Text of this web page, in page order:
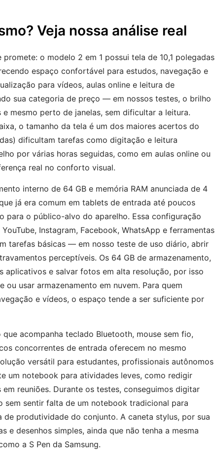
Veja nossa análise real
o modelo 2 em 1 possui tela de 10,1 polegadas
espaço confortável para estudos, navegação e
para vídeos, aulas online e leitura de
sua categoria de preço — em nossos testes, o brilho
mesmo perto de janelas, sem dificultar a leitura.
o tamanho da tela é um dos maiores acertos do
dificultam tarefas como digitação e leitura
por várias horas seguidas, como em aulas online ou
real no conforto visual.
interno de 64 GB e memória RAM anunciada de 4
já era comum em tablets de entrada até poucos
para o público-alvo do aparelho. Essa configuração
Instagram, Facebook, WhatsApp e ferramentas
tarefas básicas — em nosso teste de uso diário, abrir
perceptíveis. Os 64 GB de armazenamento,
aplicativos e salvar fotos em alta resolução, por isso
usar armazenamento em nuvem. Para quem
e vídeos, o espaço tende a ser suficiente por
acompanha teclado Bluetooth, mouse sem fio,
concorrentes de entrada oferecem no mesmo
versátil para estudantes, profissionais autônomos
um notebook para atividades leves, como redigir
reuniões. Durante os testes, conseguimos digitar
sentir falta de um notebook tradicional para
produtividade do conjunto. A caneta stylus, por sua
e desenhos simples, ainda que não tenha a mesma
a S Pen da Samsung.